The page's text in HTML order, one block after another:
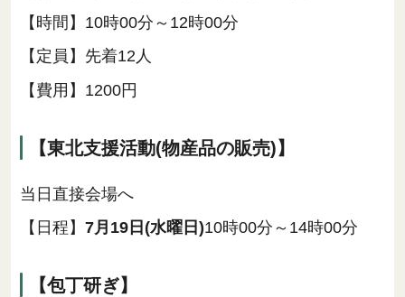
【時間】10時00分～12時00分
【定員】先着12人
【費用】1200円
【東北支援活動(物産品の販売)】
当日直接会場へ
【日程】 7月19日(水曜日)10時00分～14時00分
【包丁研ぎ】